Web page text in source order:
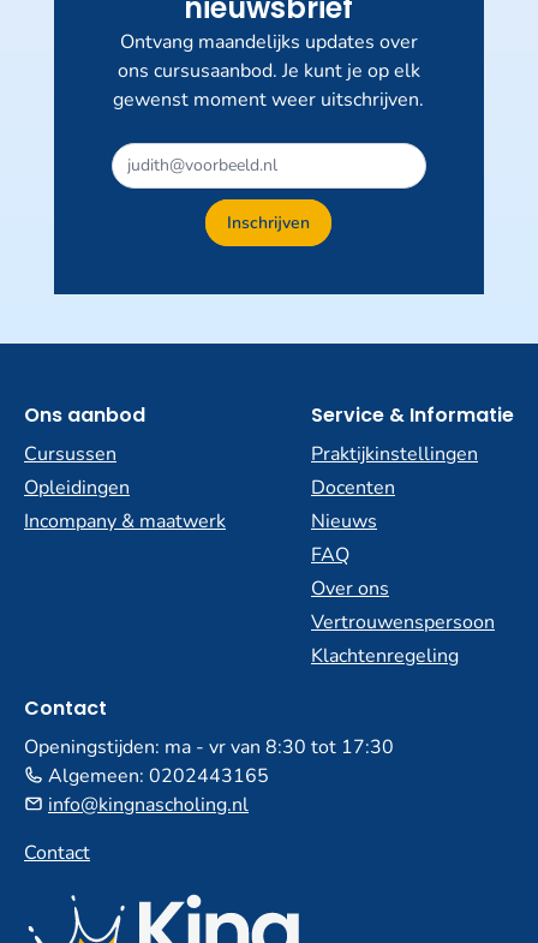
nieuwsbrief
Ontvang maandelijks updates over
ons cursusaanbod. Je kunt je op elk
gewenst moment weer uitschrijven.
Inschrijven
Ons aanbod
Cursussen
Opleidingen
Incompany & maatwerk
Service & Informatie
Praktijkinstellingen
Docenten
Nieuws
FAQ
Over ons
Vertrouwenspersoon
Klachtenregeling
Contact
Openingstijden: ma - vr van 8:30 tot 17:30
Algemeen: 0202443165
info@kingnascholing.nl
Contact